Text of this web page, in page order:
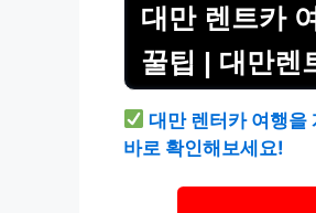
대만 렌트카
꿀팁 | 대만렌
대만 렌터카 여행을
바로 확인해보세요!